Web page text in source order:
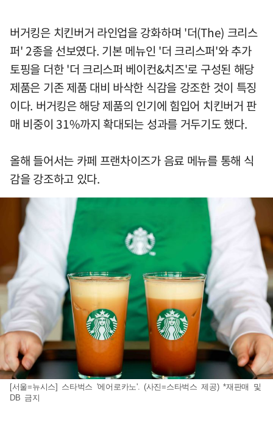
버거킹은 치킨버거 라인업을 강화하며 '더(The) 크리스
퍼' 2종을 선보였다. 기본 메뉴인 '더 크리스퍼'와 추가
토핑을 더한 '더 크리스퍼 베이컨&치즈'로 구성된 해당
제품은 기존 제품 대비 바삭한 식감을 강조한 것이 특징
이다. 버거킹은 해당 제품의 인기에 힘입어 치킨버거 판
매 비중이 31%까지 확대되는 성과를 거두기도 했다.
올해 들어서는 카페 프랜차이즈가 음료 메뉴를 통해 식
감을 강조하고 있다.
[서울=뉴시스] 스타벅스 '에어로카노'. (사진=스타벅스 제공) *재판매 및
DB 금지